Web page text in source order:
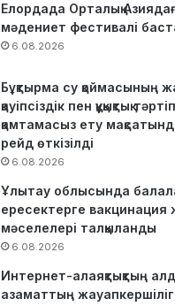
Елордада Орталық
мәдениет фестивалі
6.08.2026
Бұқтырма су қоймасының
қауіпсіздік пен құқықтық
қамтамасыз ету
рейд өткізілді
6.08.2026
Ұлытау облысында
ересектерге вакцинация
мәселелері талқыланды
6.08.2026
Интернет-алаяқтықтың
азаматтың